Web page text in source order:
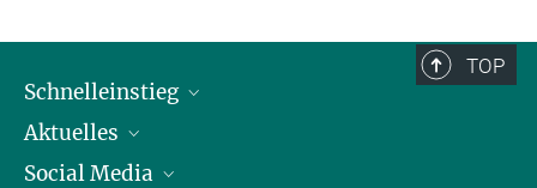
TOP
Schnelleinstieg
Personen
Pressebereich
Aktuelles
Stellenangebote
Social Media